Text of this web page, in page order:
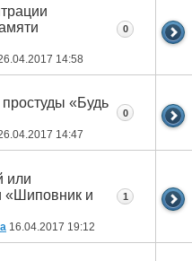
14:58
0
«Будь
14:47
0
или
«Шиповник и
16.04.2017 19:12
1